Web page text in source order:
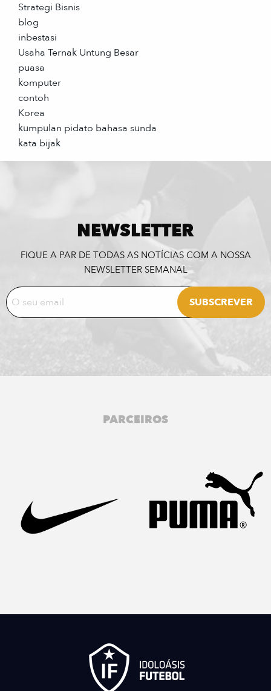
Strategi Bisnis
blog
inbestasi
Usaha Ternak Untung Besar
puasa
komputer
contoh
Korea
kumpulan pidato bahasa sunda
kata bijak
NEWSLETTER
FIQUE A PAR DE TODAS AS NOTÍCIAS COM A NOSSA
NEWSLETTER SEMANAL
PARCEIROS